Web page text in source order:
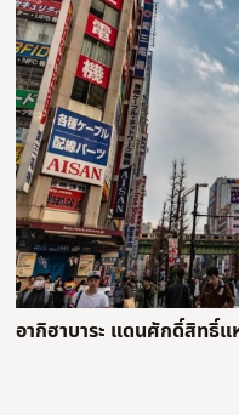
อากิฮาบาระ แดนศักดิ์สิทธิ์